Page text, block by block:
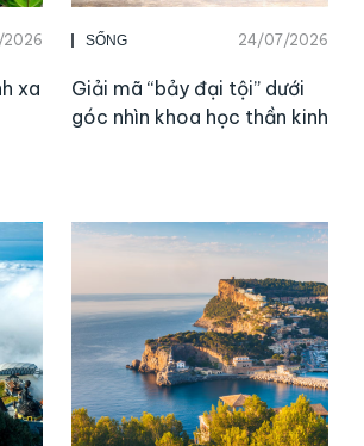
xa
SỐNG 24/07/2026
Giải mã “bảy đại tội” dưới
góc nhìn khoa học thần kinh